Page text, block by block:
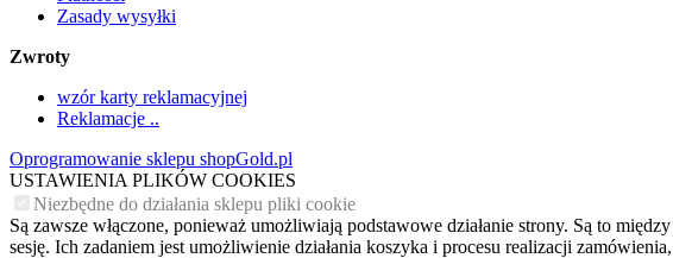
Zasady wysyłki
Zwroty
wzór karty reklamacyjnej
Reklamacje ..
Oprogramowanie sklepu shopGold.pl
USTAWIENIA PLIKÓW COOKIES
Niezbędne do działania sklepu pliki cookie
Są zawsze włączone, ponieważ umożliwiają podstawowe działanie strony. Są to
sesję. Ich zadaniem jest umożliwienie działania koszyka i procesu realizacji